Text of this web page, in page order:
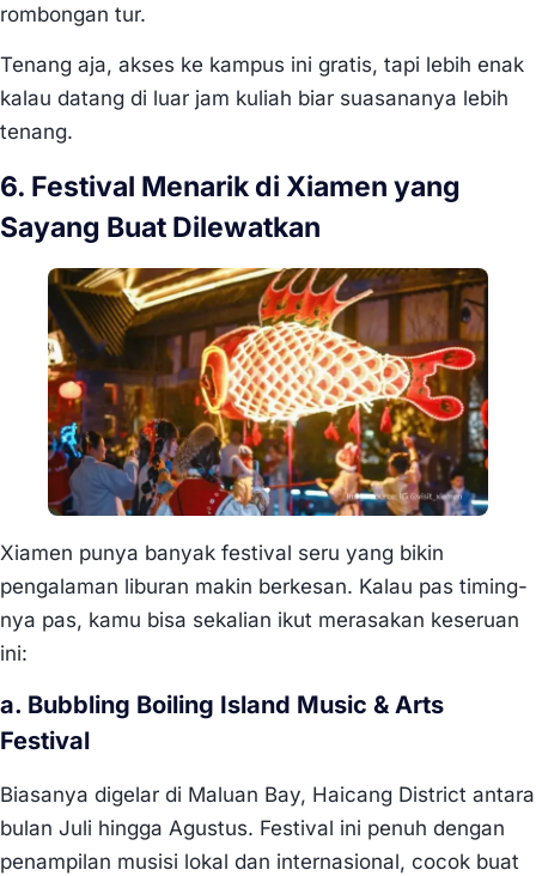
rombongan tur.
Tenang aja, akses ke kampus ini gratis, tapi lebih enak
kalau datang di luar jam kuliah biar suasananya lebih
tenang.
6. Festival Menarik di Xiamen yang
Sayang Buat Dilewatkan
Xiamen punya banyak festival seru yang bikin
pengalaman liburan makin berkesan. Kalau pas timing-
nya pas, kamu bisa sekalian ikut merasakan keseruan
ini:
a. Bubbling Boiling Island Music & Arts
Festival
Biasanya digelar di Maluan Bay, Haicang District antara
bulan Juli hingga Agustus. Festival ini penuh dengan
penampilan musisi lokal dan internasional, cocok buat